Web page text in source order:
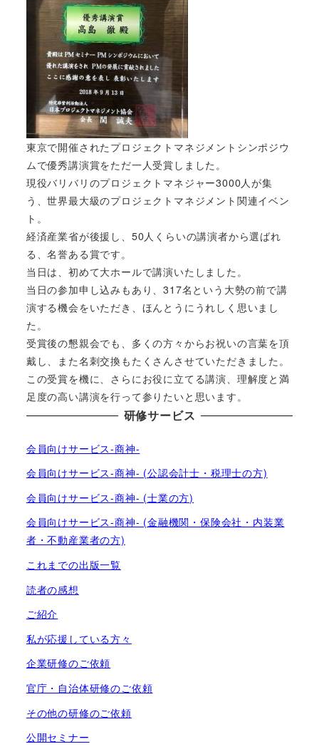
東京で開催されたプロジェクトマネジメントシンポジウ
ムで優秀講演賞をただ一人受賞しました。
現役バリバリのプロジェクトマネジャー3000人が集
う、世界最大級のプロジェクトマネジメント関連イベン
ト。
経済産業省が後援し、50人くらいの講演者から選ばれ
る、名誉ある賞です。
当日は、初めて大ホールで講演いたしました。
当日の参加申し込みもあり、317名という大勢の前で講
演する機会をいただき、ほんとうにうれしく思いまし
た。
受賞後の懇親会でも、多くの方々からお祝いの言葉を頂
戴し、また名刺交換もたくさんさせていただきました。
この受賞を機に、さらにお役に立てる講演、理解度と満
足度の高い講演を行って参りたいと思います。
研修サービス
会員向けサービス-商神-
会員向けサービス-商神- (公認会計士・税理士の方)
会員向けサービス-商神- (士業の方)
会員向けサービス-商神- (金融機関・保険会社・内装業
者・不動産業者の方)
これまでの出版一覧
読者の感想
ご紹介
私が応援している方々
企業研修のご依頼
官庁・自治体研修のご依頼
その他の研修のご依頼
公開セミナー